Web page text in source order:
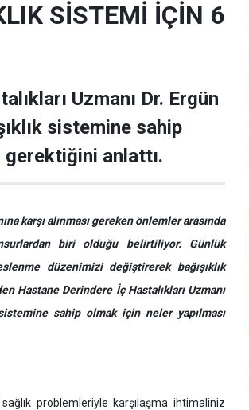
SİSTEMİ İÇİN 6
Uzmanı Dr. Ergün
sistemine sahip
gerektiğini anlattı.
karşı alınması gereken önlemler arasında
biri olduğu belirtiliyor. Günlük
düzenimizi değiştirerek bağışıklık
Derindere İç Hastalıkları Uzmanı
sahip olmak için neler yapılması
sağlık problemleriyle karşılaşma ihtimaliniz